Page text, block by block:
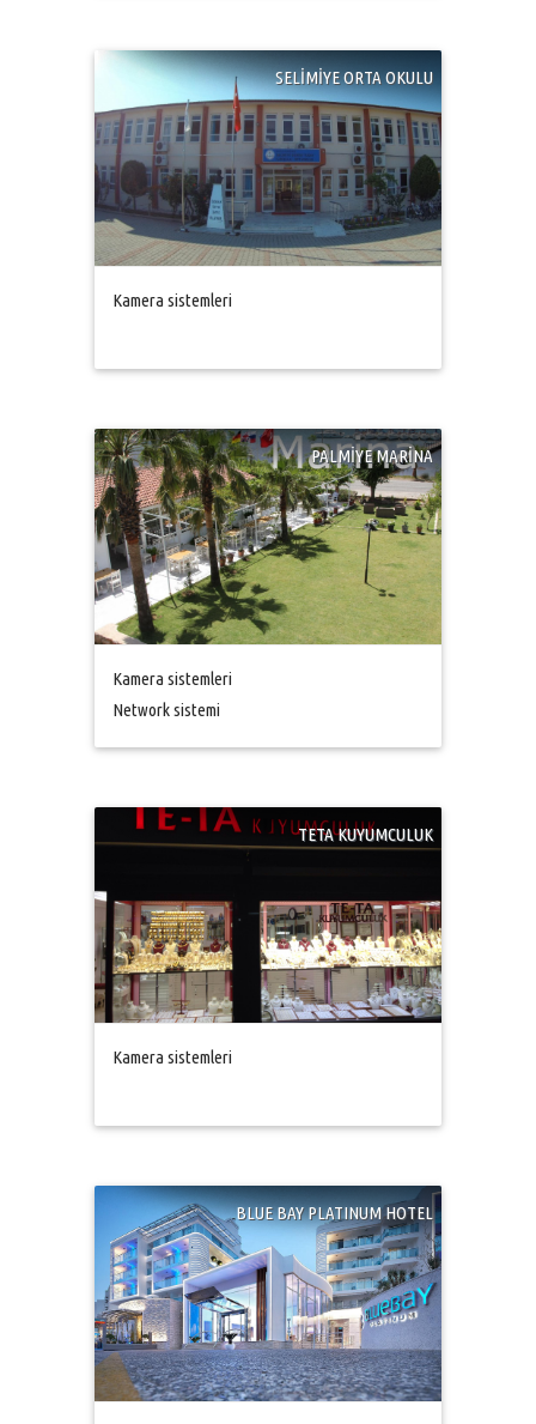
SELİMİYE ORTA OKULU
Kamera sistemleri
PALMİYE MARİNA
Kamera sistemleri
Network sistemi
TETA KUYUMCULUK
Kamera sistemleri
BLUE BAY PLATINUM HOTEL